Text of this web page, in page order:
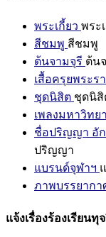
พระเกี้ยว พระ
สีชมพู สีชมพู
ต้นจามจุรี ต้น
เสื้อครุยพระร
ชุดนิสิต ชุดนิสิ
เพลงมหาวิทย
ชื่อปริญญา อั
ปริญญา
แบรนด์จุฬาฯ
ภาพบรรยากา
แจ้งเรื่องร้องเรียนทุ